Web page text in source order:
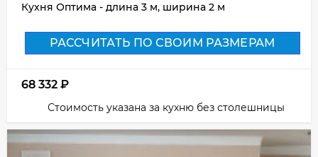
Кухня Оптима - длина 3 м, ширина 2 м
РАССЧИТАТЬ ПО СВОИМ РАЗМЕРАМ
68 332 ₽
Стоимость указана за кухню без столешницы